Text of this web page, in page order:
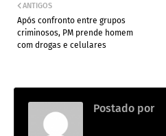
ANTIGOS
Após confronto entre grupos
criminosos, PM prende homem
com drogas e celulares
Postado por